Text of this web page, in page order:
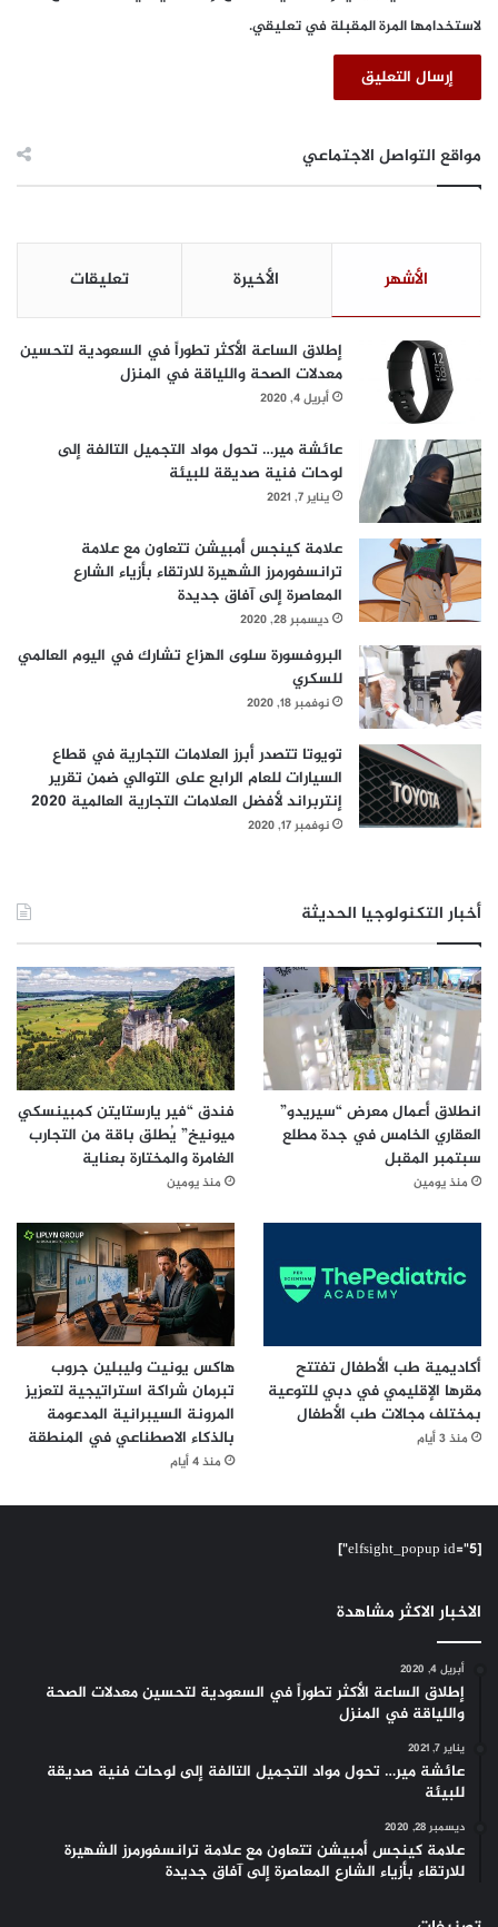
ع
ل
م
ح
م
ل
لاستخدامها المرة المقبلة في تعليقي.
مواقع التواصل الاجتماعي
الأشهر الأخيرة تعليقات
إطلاق الساعة الأكثر تطوراً في السعودية لتحسين
معدلات الصحة واللياقة في المنزل
أبريل 4, 2020
عائشة مير… تحول مواد التجميل التالفة إلى
لوحات فنية صديقة للبيئة
يناير 7, 2021
علامة كينجس أمبيشن تتعاون مع علامة
ترانسفورمرز الشهيرة للارتقاء بأزياء الشارع
المعاصرة إلى آفاق جديدة
ديسمبر 28, 2020
البروفسورة سلوى الهزاع تشارك في اليوم العالمي
للسكري
نوفمبر 18, 2020
تويوتا تتصدر أبرز العلامات التجارية في قطاع
السيارات للعام الرابع على التوالي ضمن تقرير
إنتربراند لأفضل العلامات التجارية العالمية 2020
نوفمبر 17, 2020
أخبار التكنولوجيا الحديثة
انطلاق أعمال معرض “سيريدو”
العقاري الخامس في جدة مطلع
سبتمبر المقبل
منذ يومين
فندق “فير يارستايتن كمبينسكي
ميونيخ” يُطلق باقة من التجارب
الغامرة والمختارة بعناية
منذ يومين
أكاديمية طب الأطفال تفتتح
مقرها الإقليمي في دبي للتوعية
بمختلف مجالات طب الأطفال
منذ 3 أيام
هاكس يونيت وليبلين جروب
تبرمان شراكة استراتيجية لتعزيز
المرونة السيبرانية المدعومة
بالذكاء الاصطناعي في المنطقة
منذ 4 أيام
[elfsight_popup id="5"]
الاخبار الاكثر مشاهدة
أبريل 4, 2020
إطلاق الساعة الأكثر تطوراً في السعودية لتحسين معدلات الصحة
واللياقة في المنزل
يناير 7, 2021
عائشة مير… تحول مواد التجميل التالفة إلى لوحات فنية صديقة
للبيئة
ديسمبر 28, 2020
علامة كينجس أمبيشن تتعاون مع علامة ترانسفورمرز الشهيرة
للارتقاء بأزياء الشارع المعاصرة إلى آفاق جديدة